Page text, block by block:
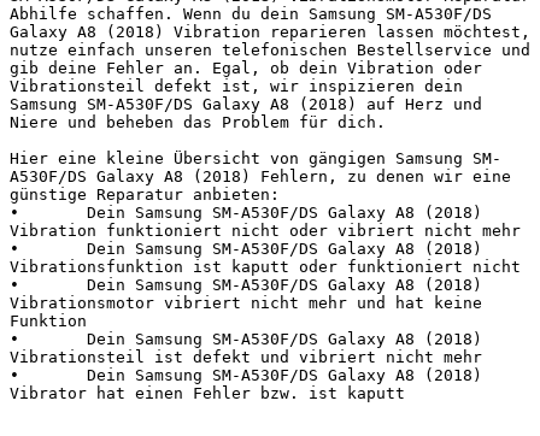
Abhilfe schaffen. Wenn du dein Samsung SM-A530F/DS
Galaxy A8 (2018) Vibration reparieren lassen möchtest,
nutze einfach unseren telefonischen Bestellservice und
gib deine Fehler an. Egal, ob dein Vibration oder
Vibrationsteil defekt ist, wir inspizieren dein
Samsung SM-A530F/DS Galaxy A8 (2018) auf Herz und
Niere und beheben das Problem für dich.
Hier eine kleine Übersicht von gängigen Samsung SM-
A530F/DS Galaxy A8 (2018) Fehlern, zu denen wir eine
günstige Reparatur anbieten:
•	Dein Samsung SM-A530F/DS Galaxy A8 (2018)
Vibration funktioniert nicht oder vibriert nicht mehr
•	Dein Samsung SM-A530F/DS Galaxy A8 (2018)
Vibrationsfunktion ist kaputt oder funktioniert nicht
•	Dein Samsung SM-A530F/DS Galaxy A8 (2018)
Vibrationsmotor vibriert nicht mehr und hat keine
Funktion
•	Dein Samsung SM-A530F/DS Galaxy A8 (2018)
Vibrationsteil ist defekt und vibriert nicht mehr
•	Dein Samsung SM-A530F/DS Galaxy A8 (2018)
Vibrator hat einen Fehler bzw. ist kaputt